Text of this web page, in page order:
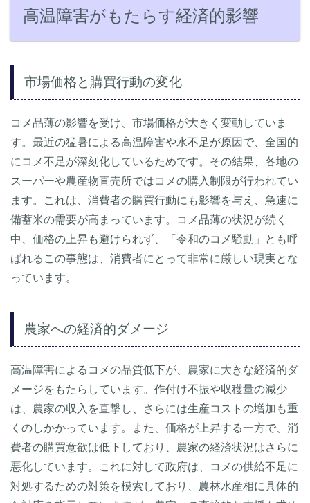
高温障害がもたらす経済的影響
市場価格と購買行動の変化
コメ品薄の影響を受け、市場価格が大きく変動していま
す。最近の猛暑による高温障害や水不足が原因で、全国的
にコメ不足が深刻化しているためです。その結果、各地の
スーパーや農産物直売所ではコメの購入制限が行われてい
ます。これは、消費者の購買行動にも影響を与え、急速に
備蓄米の需要が高まっています。コメ品薄の状況が続く
中、価格の上昇も避けられず、「令和のコメ騒動」とも呼
ばれるこの事態は、消費者にとって非常に厳しい現実とな
っています。
農家への経済的ダメージ
高温障害によるコメの品質低下が、農家に大きな経済的ダ
メージをもたらしています。作付け不振や収穫量の減少
は、農家の収入を直撃し、さらには生産コストの増加も重
くのしかかっています。また、価格が上昇する一方で、消
費者の購買意欲は低下しており、農家の経済状況はさらに
悪化しています。これに対して政府は、コメの供給不足に
対処するための対策を模索しており、農林水産相に具体的